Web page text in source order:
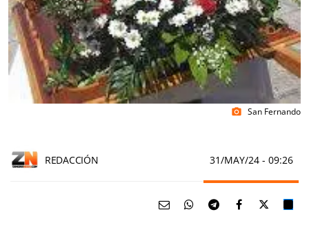
photo_camera San Fernando
REDACCIÓN 31/MAY/24 - 09:26